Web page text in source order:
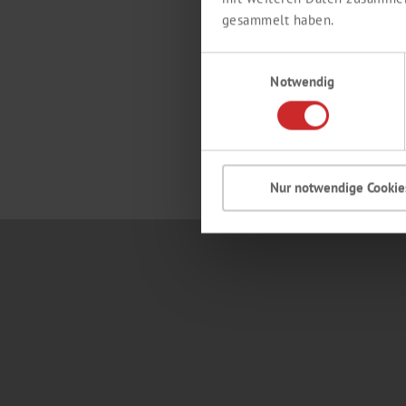
gesammelt haben.
Notwendig
Nur notwendige